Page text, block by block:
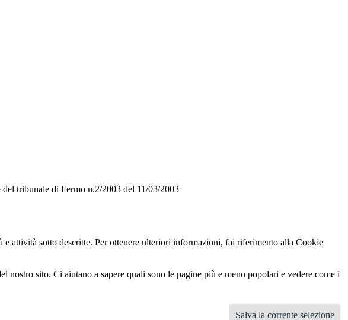
tribunale di Fermo n.2/2003 del 11/03/2003
attività sotto descritte. Per ottenere ulteriori informazioni, fai riferimento alla Cookie
sito. Ci aiutano a sapere quali sono le pagine più e meno popolari e vedere come i
Salva la corrente selezione